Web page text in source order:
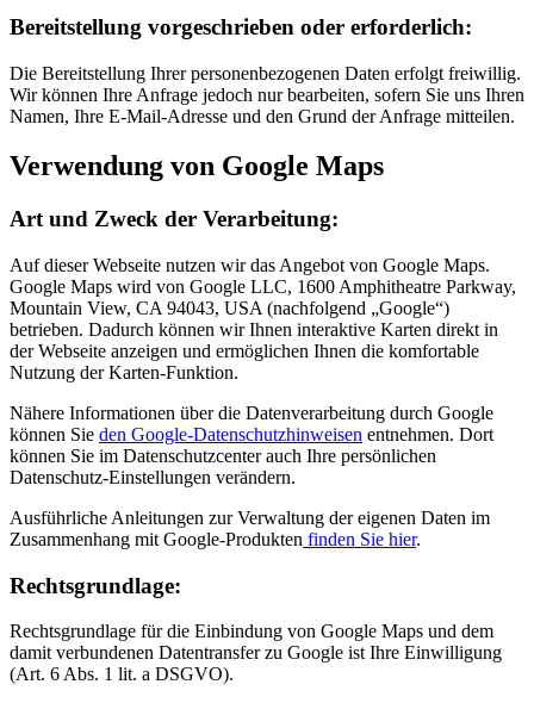
Bereitstellung vorgeschrieben oder erforderlich:
Die Bereitstellung Ihrer personenbezogenen Daten erfolgt freiwillig.
Wir können Ihre Anfrage jedoch nur bearbeiten, sofern Sie uns Ihren
Namen, Ihre E-Mail-Adresse und den Grund der Anfrage mitteilen.
Verwendung von Google Maps
Art und Zweck der Verarbeitung:
Auf dieser Webseite nutzen wir das Angebot von Google Maps.
Google Maps wird von Google LLC, 1600 Amphitheatre Parkway,
Mountain View, CA 94043, USA (nachfolgend „Google“)
betrieben. Dadurch können wir Ihnen interaktive Karten direkt in
der Webseite anzeigen und ermöglichen Ihnen die komfortable
Nutzung der Karten-Funktion.
Nähere Informationen über die Datenverarbeitung durch Google
können Sie den Google-Datenschutzhinweisen entnehmen. Dort
können Sie im Datenschutzcenter auch Ihre persönlichen
Datenschutz-Einstellungen verändern.
Ausführliche Anleitungen zur Verwaltung der eigenen Daten im
Zusammenhang mit Google-Produkten finden Sie hier.
Rechtsgrundlage:
Rechtsgrundlage für die Einbindung von Google Maps und dem
damit verbundenen Datentransfer zu Google ist Ihre Einwilligung
(Art. 6 Abs. 1 lit. a DSGVO).